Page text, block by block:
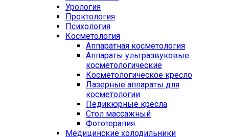
Урология
Проктология
Психология
Косметология
Аппаратная косметология
Аппараты ультразвуковые
косметологические
Косметологическое кресло
Лазерные аппараты для
косметологии
Педикюрные кресла
Стол массажный
Фототерапия
Медицинские холодильники